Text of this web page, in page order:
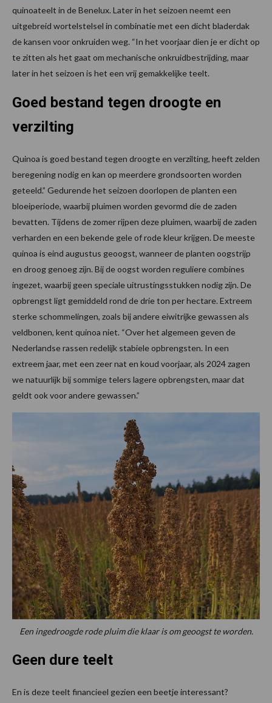
quinoateelt in de Benelux. Later in het seizoen neemt een
uitgebreid wortelstelsel in combinatie met een dicht bladerdak
de kansen voor onkruiden weg. “In het voorjaar dien je er dicht op
te zitten als het gaat om mechanische onkruidbestrijding, maar
later in het seizoen is het een vrij gemakkelijke teelt.
Goed bestand tegen droogte en
verzilting
Quinoa is goed bestand tegen droogte en verzilting, heeft zelden
beregening nodig en kan op meerdere grondsoorten worden
geteeld.” Gedurende het seizoen doorlopen de planten een
bloeiperiode, waarbij pluimen worden gevormd die de zaden
bevatten. Tijdens de zomer rijpen deze pluimen, waarbij de zaden
verharden en een bekende gele of rode kleur krijgen. De meeste
quinoa is eind augustus geoogst, wanneer de planten oogstrijp
en droog genoeg zijn. Bij de oogst worden reguliere combines
ingezet, waarbij geen speciale uitrustingsstukken nodig zijn. De
opbrengst ligt gemiddeld rond de drie ton per hectare. Extreem
sterke schommelingen, zoals bij andere eiwitrijke gewassen als
veldbonen, kent quinoa niet. “Over het algemeen geven de
Nederlandse rassen redelijk stabiele opbrengsten. In een
extreem jaar, met een zeer nat en koud voorjaar, als 2024 zagen
we natuurlijk bij sommige telers lagere opbrengsten, maar dat
geldt ook voor andere gewassen.”
Een ingedroogde rode pluim die klaar is om geoogst te worden.
Geen dure teelt
En is deze teelt financieel gezien een beetje interessant?